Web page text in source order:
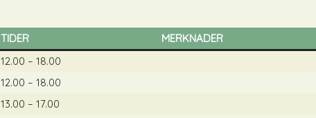
TIDER
MERKNADER
12.00 – 18.00
12.00 – 18.00
13.00 – 17.00